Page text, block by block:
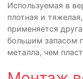
Используемая в
плотная и
применяется
большим запасом
металла, чем